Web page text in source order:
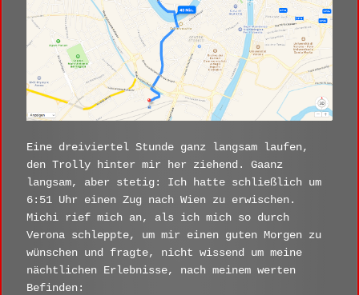
Eine dreiviertel Stunde ganz langsam laufen,
den Trolly hinter mir her ziehend. Gaanz
langsam, aber stetig: Ich hatte schließlich um
6:51 Uhr einen Zug nach Wien zu erwischen.
Michi rief mich an, als ich mich so durch
Verona schleppte, um mir einen guten Morgen zu
wünschen und fragte, nicht wissend um meine
nächtlichen Erlebnisse, nach meinem werten
Befinden: